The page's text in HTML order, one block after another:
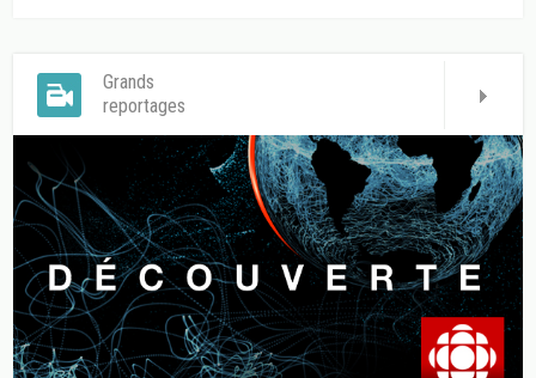
Grands
reportages